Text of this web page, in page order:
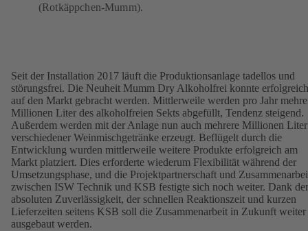
(Rotkäppchen-Mumm).
Seit der Installation 2017 läuft die Produktionsanlage tadellos und
störungsfrei. Die Neuheit Mumm Dry Alkoholfrei konnte erfolgreich
auf den Markt gebracht werden. Mittlerweile werden pro Jahr
Millionen Liter des alkoholfreien Sekts abgefüllt, Tendenz steigend.
Außerdem werden mit der Anlage nun auch mehrere Millionen Liter
verschiedener Weinmischgetränke erzeugt. Beflügelt durch die
Entwicklung wurden mittlerweile weitere Produkte erfolgreich am
Markt platziert. Dies erforderte wiederum Flexibilität während der
Umsetzungsphase, und die Projektpartnerschaft und
zwischen ISW Technik und KSB festigte sich noch weiter. Dank der
absoluten Zuverlässigkeit, der schnellen Reaktionszeit und kurzen
Lieferzeiten seitens KSB soll die Zusammenarbeit in Zukunft weiter
ausgebaut werden.